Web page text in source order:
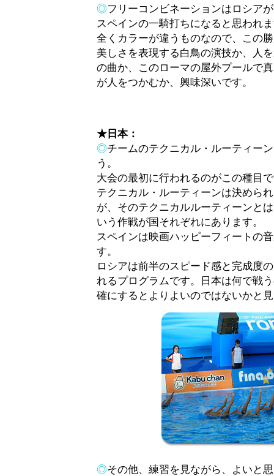
◎フリーコンビネーションはロシア
スペインの一騎打ちになると思われ
全くカラーが違うものなので、この
美しさを表現する白鳥の演技か、人
の曲か、このローマの屋外プールで
が人をつかむか、興味深いです。
★日本：
◎チームのテクニカル・ルーティー
う。
大会の最初に行われるのがこの種目
テクニカル・ルーティーンは決めら
が、そのテクニカルルーティーンと
いう作戦が国それぞれにあります。
スペインは映画ハッピーフィートの
す。
ロシアは前半のスピード感と完成度
れるプログラムです。日本は何で戦
確にするとよりよいのではないかと
◎その他、練習を見ながら、よいと